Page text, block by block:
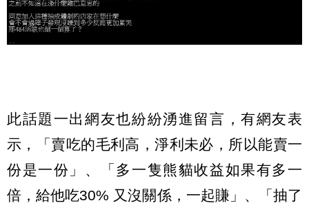
此話題一出網友也紛紛湧進留言，有網友表
示，「賣吃的毛利高，淨利未必，所以能賣一
份是一份」、「多一隻熊貓收益如果有多一
倍，給他吃30% 又沒關係，一起賺」、「抽了